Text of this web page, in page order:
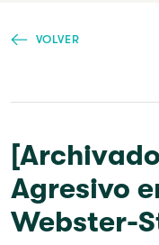
VOLVER
Agresivo
Webster-